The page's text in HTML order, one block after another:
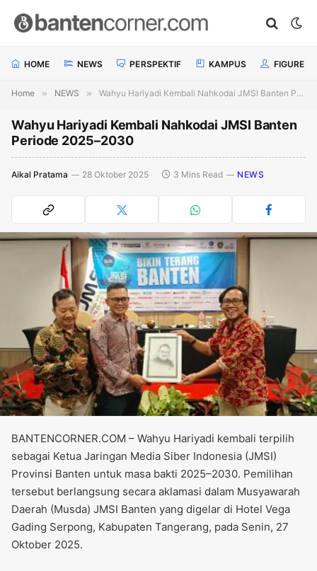
HOME NEWS PERSPEKTIF KAMPUS FIGURE
Home » NEWS » Wahyu Hariyadi Kembali Nahkodai JMSI Banten Periode 2025–2030
Wahyu Hariyadi Kembali Nahkodai JMSI Banten
Periode 2025–2030
Aikal Pratama 28 Oktober 2025 3 Mins Read NEWS
BANTENCORNER.COM – Wahyu Hariyadi kembali terpilih
sebagai Ketua Jaringan Media Siber Indonesia (JMSI)
Provinsi Banten untuk masa bakti 2025–2030. Pemilihan
tersebut berlangsung secara aklamasi dalam Musyawarah
Daerah (Musda) JMSI Banten yang digelar di Hotel Vega
Gading Serpong, Kabupaten Tangerang, pada Senin, 27
Oktober 2025.